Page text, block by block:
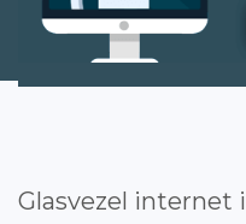
Glasvezel internet